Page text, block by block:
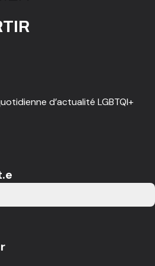
TIR
d’actualité LGBTQI+